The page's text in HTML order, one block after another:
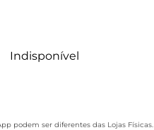
Indisponível
podem ser diferentes das Lojas Físicas.